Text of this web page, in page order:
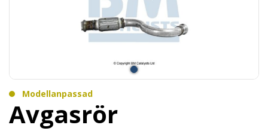
Modellanpassad
Avgasrör